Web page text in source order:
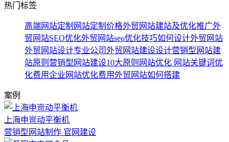
热门标签
高端网站定制 网站定制价格外贸网站建站及优化推广外
贸网站SEO优化外贸网站seo优化技巧如何设计外贸网站
外贸网站设计专业公司外贸网站建设设计营销型网站建
站原则 营销型网站建设10大原则 网站优化 网站关键词优
化费用企业网站优化费用外贸网站如何搭建
案例
上海申岢动平衡机
营销型网站制作 官网建设